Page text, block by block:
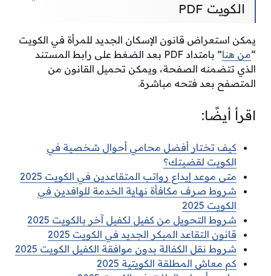
الكويت PDF
يمكن استعراض قانون الإسكان الجديد للمرأة في الكويت
“من هنا
” بامتداد PDF بعد الضغط على رابط المستند
الذي تتضمنه الصفحة، ويمكن تحميل القانون من
المتصفح بعد فتحه مباشرة.
اقرأ أيضًا:
كيف تختار أفضل محامي أحوال شخصية في
الكويت لقضيتك؟
متى موعد إيداع رواتب المتقاعدين في الكويت 2025
شروط صرف مكافأة نهاية الخدمة للوافدين في
الكويت 2025
شروط التحويل من كفيل لكفيل آخر بالكويت 2025
قانون التقاعد المبكر الجديد في الكويت 2025
شروط نقل الكفالة بدون موافقة الكفيل الكويت 2025
كم معاش المطلقة الكويتية 2025